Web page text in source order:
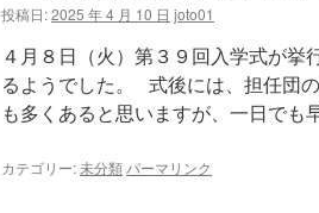
投稿日:2025 年 4 月 10 日 joto01
４月８日（火）第３９回入学式が挙
るようでした。 式後には、担任団
も多くあると思いますが、一日でも
カテゴリー:未分類 パーマリンク